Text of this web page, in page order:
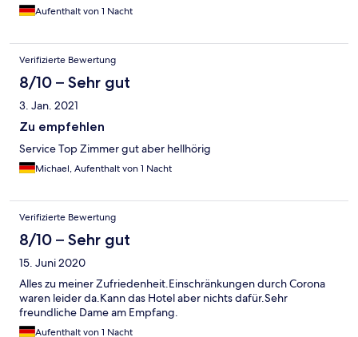
Aufenthalt von 1 Nacht
Verifizierte Bewertung
8/10 – Sehr gut
3. Jan. 2021
Zu empfehlen
Service Top Zimmer gut aber hellhörig
Michael, Aufenthalt von 1 Nacht
Verifizierte Bewertung
8/10 – Sehr gut
15. Juni 2020
Alles zu meiner Zufriedenheit.Einschränkungen durch Corona
waren leider da.Kann das Hotel aber nichts dafür.Sehr
freundliche Dame am Empfang.
Aufenthalt von 1 Nacht